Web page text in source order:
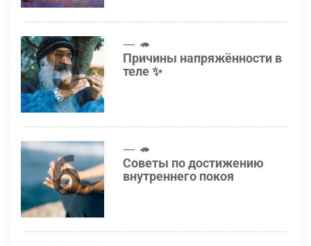
5 🦔
Причины напряжённости в
теле ✨
6 🦔
Советы по достижению
внутреннего покоя